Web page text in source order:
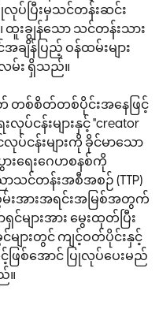
ပ်ပြီးမှသင်တန်းဆင်း
ချွန်သော သင်တန်းသား
ျိန်ပြည့် ဝန်ထမ်းများ
မ်း ရှိသည်။
စ်စိတ်တစ်ပိုင်းအနေဖြင့်
ပ်ငန်းများနှင့် "creator
ပ်ငန်းများကို ခိုင်မာသော
ားရေးဂေဟစနစ်ကို
သင်တန်းအစီအစဉ် (TTP)
းအားအရင်းအမြစ်အတွက်
များအား မွေးထုတ်ပြီး
များတွင် ကျင့်ဝတ်ပိုင်းနှင့်
ဖြစ်အောင် ပြုလုပ်ပေးမည်
။